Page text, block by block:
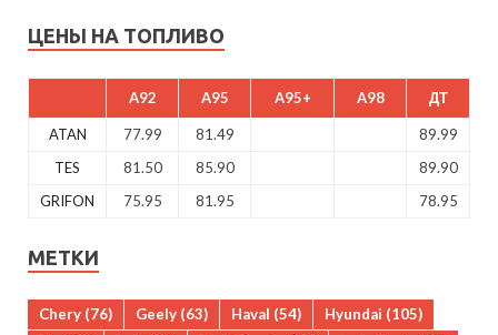
ЦЕНЫ НА ТОПЛИВО
A92 A95 A95+ A98 ДТ
ATAN 77.99 81.49
89.99
TES
81.50 85.90
89.90
GRIFON
75.95 81.95 78.95
МЕТКИ
Chery (76) Geely (63) Haval (54) Hyundai (105)